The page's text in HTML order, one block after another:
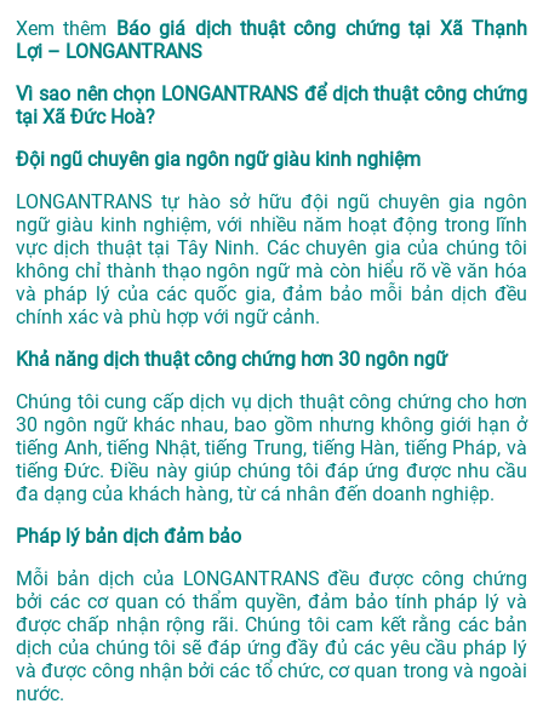
Xem thêm
Báo giá dịch thuật công chứng tại Xã Thạnh
Lợi – LONGANTRANS
Vì sao nên chọn LONGANTRANS để dịch thuật công chứng
tại Xã Đức Hoà?
Đội ngũ chuyên gia ngôn ngữ giàu kinh nghiệm
LONGANTRANS tự hào sở hữu đội ngũ chuyên gia ngôn
ngữ giàu kinh nghiệm, với nhiều năm hoạt động trong lĩnh
vựcdịch thuật tại Tây Ninh. Các chuyên gia của chúng tôi
không chỉ thành thạo ngôn ngữ mà còn hiểu rõ về văn hóa
và pháp lý của các quốc gia, đảm bảo mỗi bản dịch đều
chính xác và phù hợp với ngữ cảnh.
Khả năng dịch thuật công chứng hơn 30 ngôn ngữ
Chúng tôi cung cấp dịch vụ dịch thuật công chứng cho hơn
30 ngôn ngữ khác nhau, bao gồm nhưng không giới hạn ở
tiếng Anh, tiếng Nhật, tiếng Trung, tiếng Hàn, tiếng Pháp, và
tiếng Đức. Điều này giúp chúng tôi đáp ứng được nhu cầu
đa dạng của khách hàng, từ cá nhân đến doanh nghiệp.
Pháp lý bản dịch đảm bảo
Mỗi bản dịch của LONGANTRANS đều được công chứng
bởi các cơ quan có thẩm quyền, đảm bảo tính pháp lý và
được chấp nhận rộng rãi. Chúng tôi cam kết rằng các bản
dịch của chúng tôi sẽ đáp ứng đầy đủ các yêu cầu pháp lý
và được công nhận bởi các tổ chức, cơ quan trong và ngoài
nước.